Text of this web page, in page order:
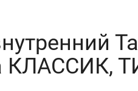
КЛАССИК,